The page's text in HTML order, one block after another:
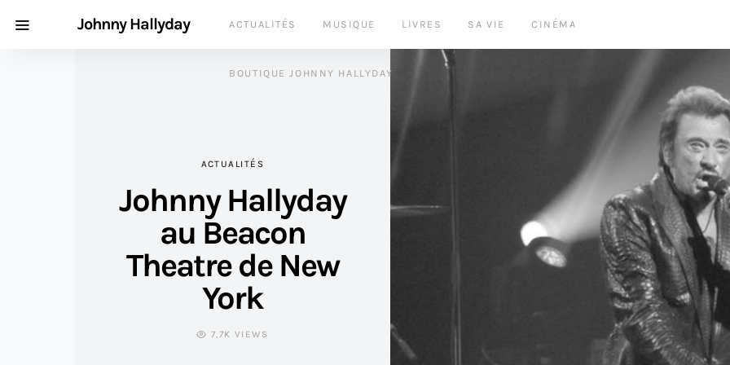
Johnny Hallyday ACTUALITÉS MUSIQUE LIVRES SA VIE CINÉMA
BOUTIQUE JOHNNY HALLYDAY
ACTUALITÉS
Johnny Hallyday
au Beacon
Theatre de New
York
7,7K VIEWS